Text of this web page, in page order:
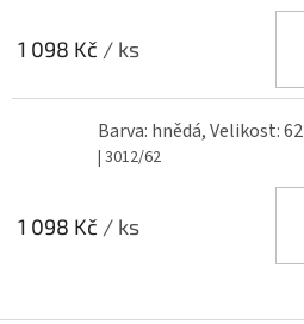
1 098 Kč / ks
Barva: hnědá, Velikost: 62
| 3012/62
1 098 Kč / ks